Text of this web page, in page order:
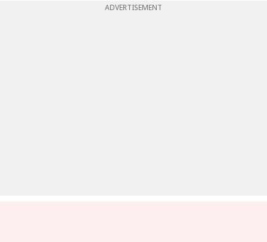
ADVERTISEMENT